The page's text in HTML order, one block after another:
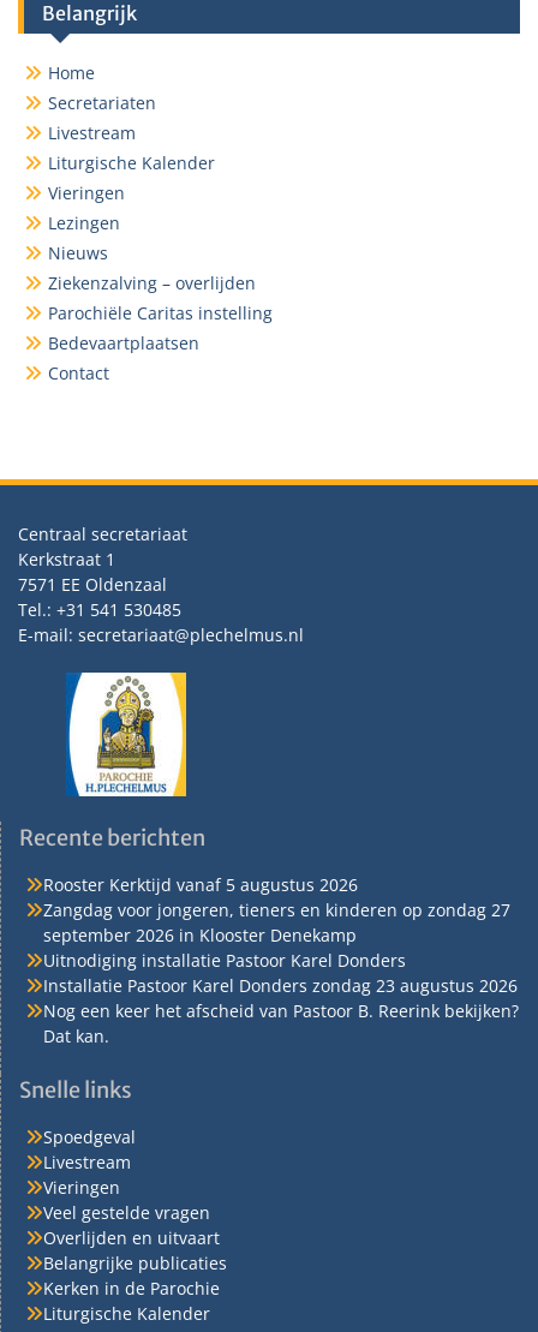
Belangrijk
Home
Secretariaten
Livestream
Liturgische Kalender
Vieringen
Lezingen
Nieuws
Ziekenzalving – overlijden
Parochiële Caritas instelling
Bedevaartplaatsen
Contact
Centraal secretariaat
Kerkstraat 1
7571 EE Oldenzaal
Tel.: +31 541 530485
E-mail: secretariaat@plechelmus.nl
Recente berichten
Rooster Kerktijd vanaf 5 augustus 2026
Zangdag voor jongeren, tieners en kinderen op zondag 27
september 2026 in Klooster Denekamp
Uitnodiging installatie Pastoor Karel Donders
Installatie Pastoor Karel Donders zondag 23 augustus 2026
Nog een keer het afscheid van Pastoor B. Reerink bekijken?
Dat kan.
Snelle links
Spoedgeval
Livestream
Vieringen
Veel gestelde vragen
Overlijden en uitvaart
Belangrijke publicaties
Kerken in de Parochie
Liturgische Kalender